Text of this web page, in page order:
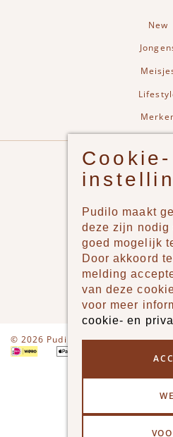
New
Pudilo
Over
Algemene
Verzenden
Klantenservice -
© 2026 Pudilo
Cookie-
Pudilo maakt
deze zijn nodig
goed mogelijk
Door akkoord
melding
van deze
voor meer
cookie- en